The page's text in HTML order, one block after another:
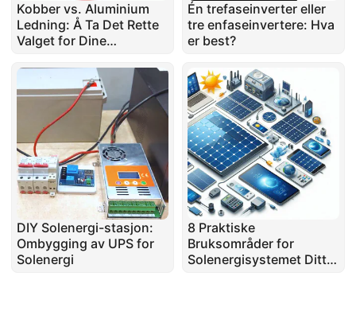
Kobber vs. Aluminium
Ledning: Å Ta Det Rette
Valget for Dine
Én trefaseinverter eller
tre enfaseinvertere: Hva
er best?
DIY Solenergi-stasjon:
Ombygging av UPS for
Solenergi
8 Praktiske
Bruksområder for
Solenergisystemet Ditt: